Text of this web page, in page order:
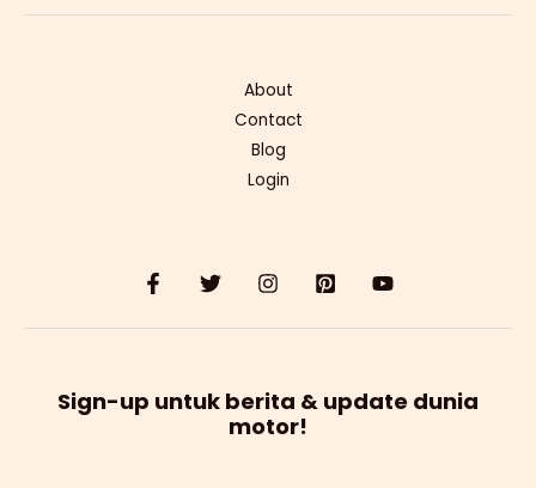
About
Contact
Blog
Login
Sign-up untuk berita & update dunia
motor!